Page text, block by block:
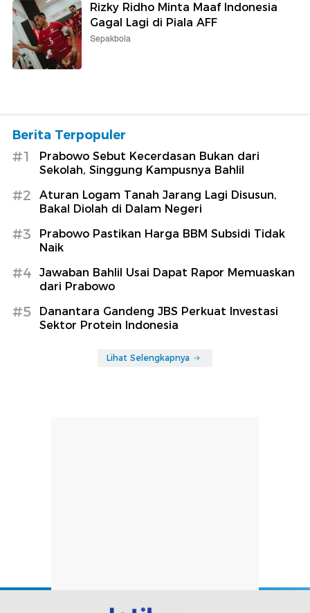
Rizky Ridho Minta Maaf Indonesia
Gagal Lagi di Piala AFF
Sepakbola
Berita Terpopuler
#1
Prabowo Sebut Kecerdasan Bukan dari
Sekolah, Singgung Kampusnya Bahlil
#2
Aturan Logam Tanah Jarang Lagi Disusun,
Bakal Diolah di Dalam Negeri
#3
Prabowo Pastikan Harga BBM Subsidi Tidak
Naik
#4
Jawaban Bahlil Usai Dapat Rapor Memuaskan
dari Prabowo
#5
Danantara Gandeng JBS Perkuat Investasi
Sektor Protein Indonesia
Lihat Selengkapnya